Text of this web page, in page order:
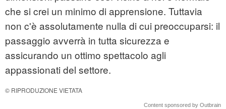
che si crei un minimo di apprensione. Tuttavia
non c'è assolutamente nulla di cui preoccuparsi: il
passaggio avverrà in tutta sicurezza e
assicurando un ottimo spettacolo agli
appassionati del settore.
© RIPRODUZIONE VIETATA
Content sponsored by Outbrain